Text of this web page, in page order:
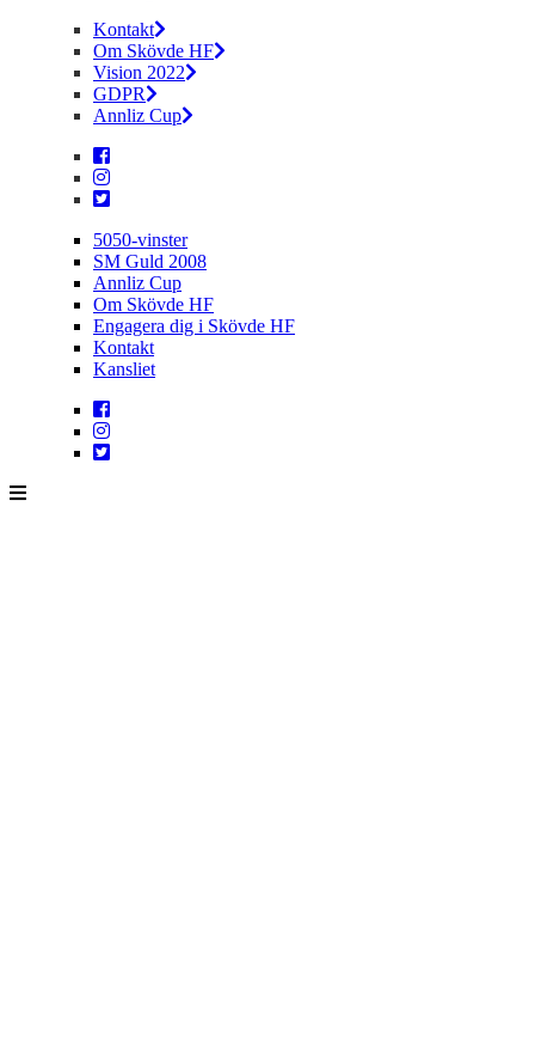
Kontakt
Om Skövde HF
Vision 2022
GDPR
Annliz Cup
5050-vinster
SM Guld 2008
Annliz Cup
Om Skövde HF
Engagera dig i Skövde HF
Kontakt
Kansliet